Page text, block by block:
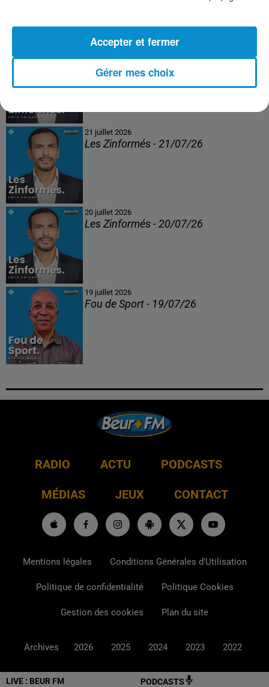
LIVE : BEUR FM PODCASTS
21 juillet 2026
Les Zinformés - 21/07/26
20 juillet 2026
Les Zinformés - 20/07/26
19 juillet 2026
Fou de Sport - 19/07/26
RADIO ACTU PODCASTS
MÉDIAS JEUX CONTACT
Mentions légales Conditions Générales d'Utilisation
Politique de confidentialité Politique Cookies
Gestion des cookies Plan du site
Archives 2026 2025 2024 2023 2022
Gérer mes choix
Accepter et fermer